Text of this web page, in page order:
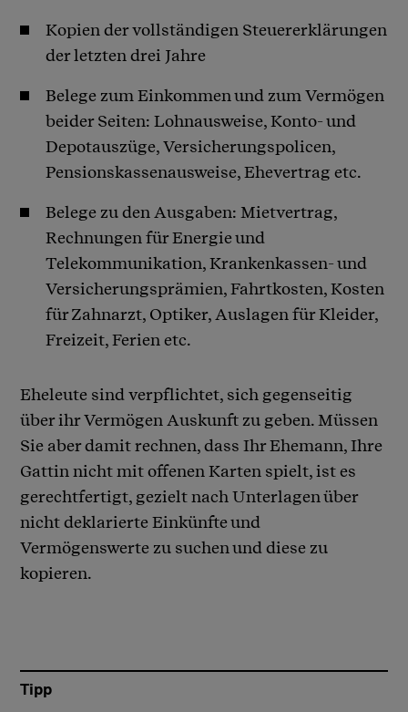
Kopien der vollständigen Steuererklärungen
der letzten drei Jahre
Belege zum Einkommen und zum Vermögen
beider Seiten: Lohnausweise, Konto- und
Depotauszüge, Versicherungspolicen,
Pensionskassenausweise, Ehevertrag etc.
Belege zu den Ausgaben: Mietvertrag,
Rechnungen für Energie und
Telekommunikation, Krankenkassen- und
Versicherungsprämien, Fahrtkosten, Kosten
für Zahnarzt, Optiker, Auslagen für Kleider,
Freizeit, Ferien etc.
Eheleute sind verpflichtet, sich gegenseitig
über ihr Vermögen Auskunft zu geben. Müssen
Sie aber damit rechnen, dass Ihr Ehemann, Ihre
Gattin nicht mit offenen Karten spielt, ist es
gerechtfertigt, gezielt nach Unterlagen über
nicht deklarierte Einkünfte und
Vermögenswerte zu suchen und diese zu
kopieren.
Tipp